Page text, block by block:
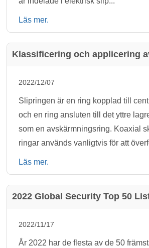
Läs mer.
Klassificering och applicering
2022/12/07
Slipringen är en ring kopplad till
och en ring ansluten till det yttre
som en avskärmningsring. Koaxial
ringar används vanligtvis för att
Läs mer.
2022 Global Security Top 50
2022/11/17
År 2022 har de flesta av de 50